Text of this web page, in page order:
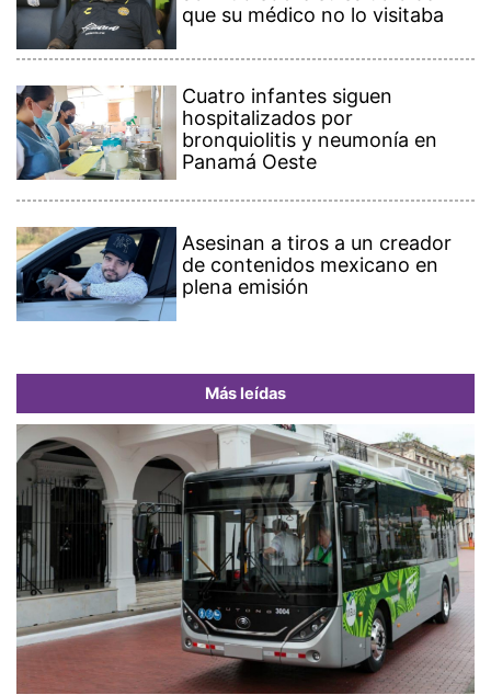
que su médico no lo visitaba
Cuatro infantes siguen
hospitalizados por
bronquiolitis y neumonía en
Panamá Oeste
Asesinan a tiros a un creador
de contenidos mexicano en
plena emisión
Más leídas